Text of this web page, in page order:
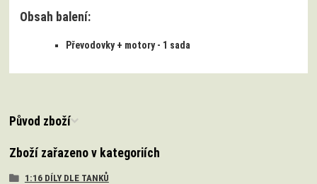
Obsah balení:
Převodovky + motory - 1 sada
Původ zboží
Zboží zařazeno v kategoriích
1:16 DÍLY DLE TANKŮ